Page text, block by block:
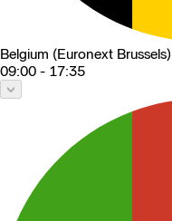
Belgium (Euronext Brussels)
09:00 - 17:35